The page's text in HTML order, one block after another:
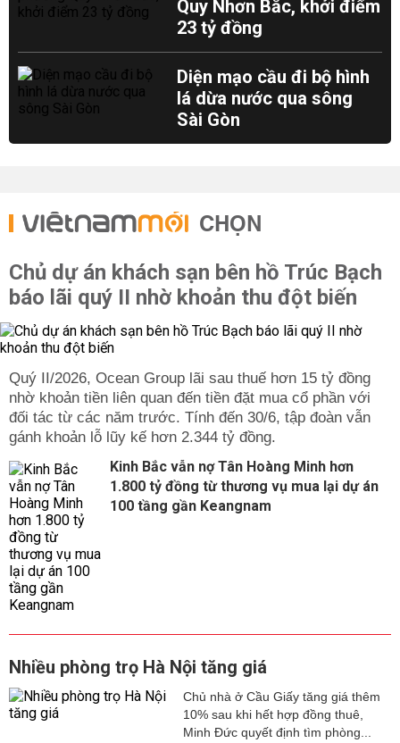
Quy Nhơn Bắc, khởi điểm
23 tỷ đồng
Diện mạo cầu đi bộ hình
lá dừa nước qua sông
Sài Gòn
CHỌN
Chủ dự án khách sạn bên hồ Trúc Bạch
báo lãi quý II nhờ khoản thu đột biến
Quý II/2026, Ocean Group lãi sau thuế hơn 15 tỷ đồng
nhờ khoản tiền liên quan đến tiền đặt mua cổ phần với
đối tác từ các năm trước. Tính đến 30/6, tập đoàn vẫn
gánh khoản lỗ lũy kế hơn 2.344 tỷ đồng.
Kinh Bắc vẫn nợ Tân Hoàng Minh hơn
1.800 tỷ đồng từ thương vụ mua lại dự án
100 tầng gần Keangnam
Nhiều phòng trọ Hà Nội tăng giá
Chủ nhà ở Cầu Giấy tăng giá thêm
10% sau khi hết hợp đồng thuê,
Minh Đức quyết định tìm phòng...